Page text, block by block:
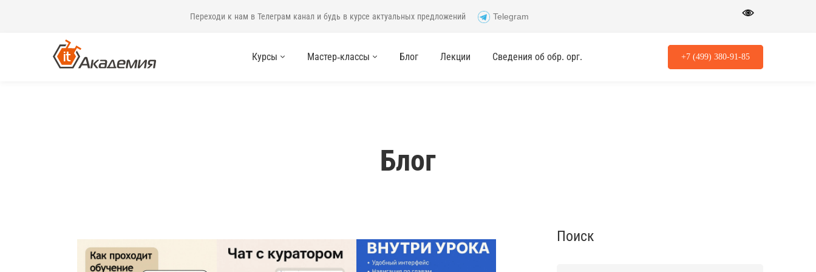
Переходи к нам в Телеграм канал и будь в курсе актуальных предложений Telegram
Курсы Мастер-классы Блог Лекции Сведения об обр. орг. +7 (499) 380-91-85
Блог
Поиск